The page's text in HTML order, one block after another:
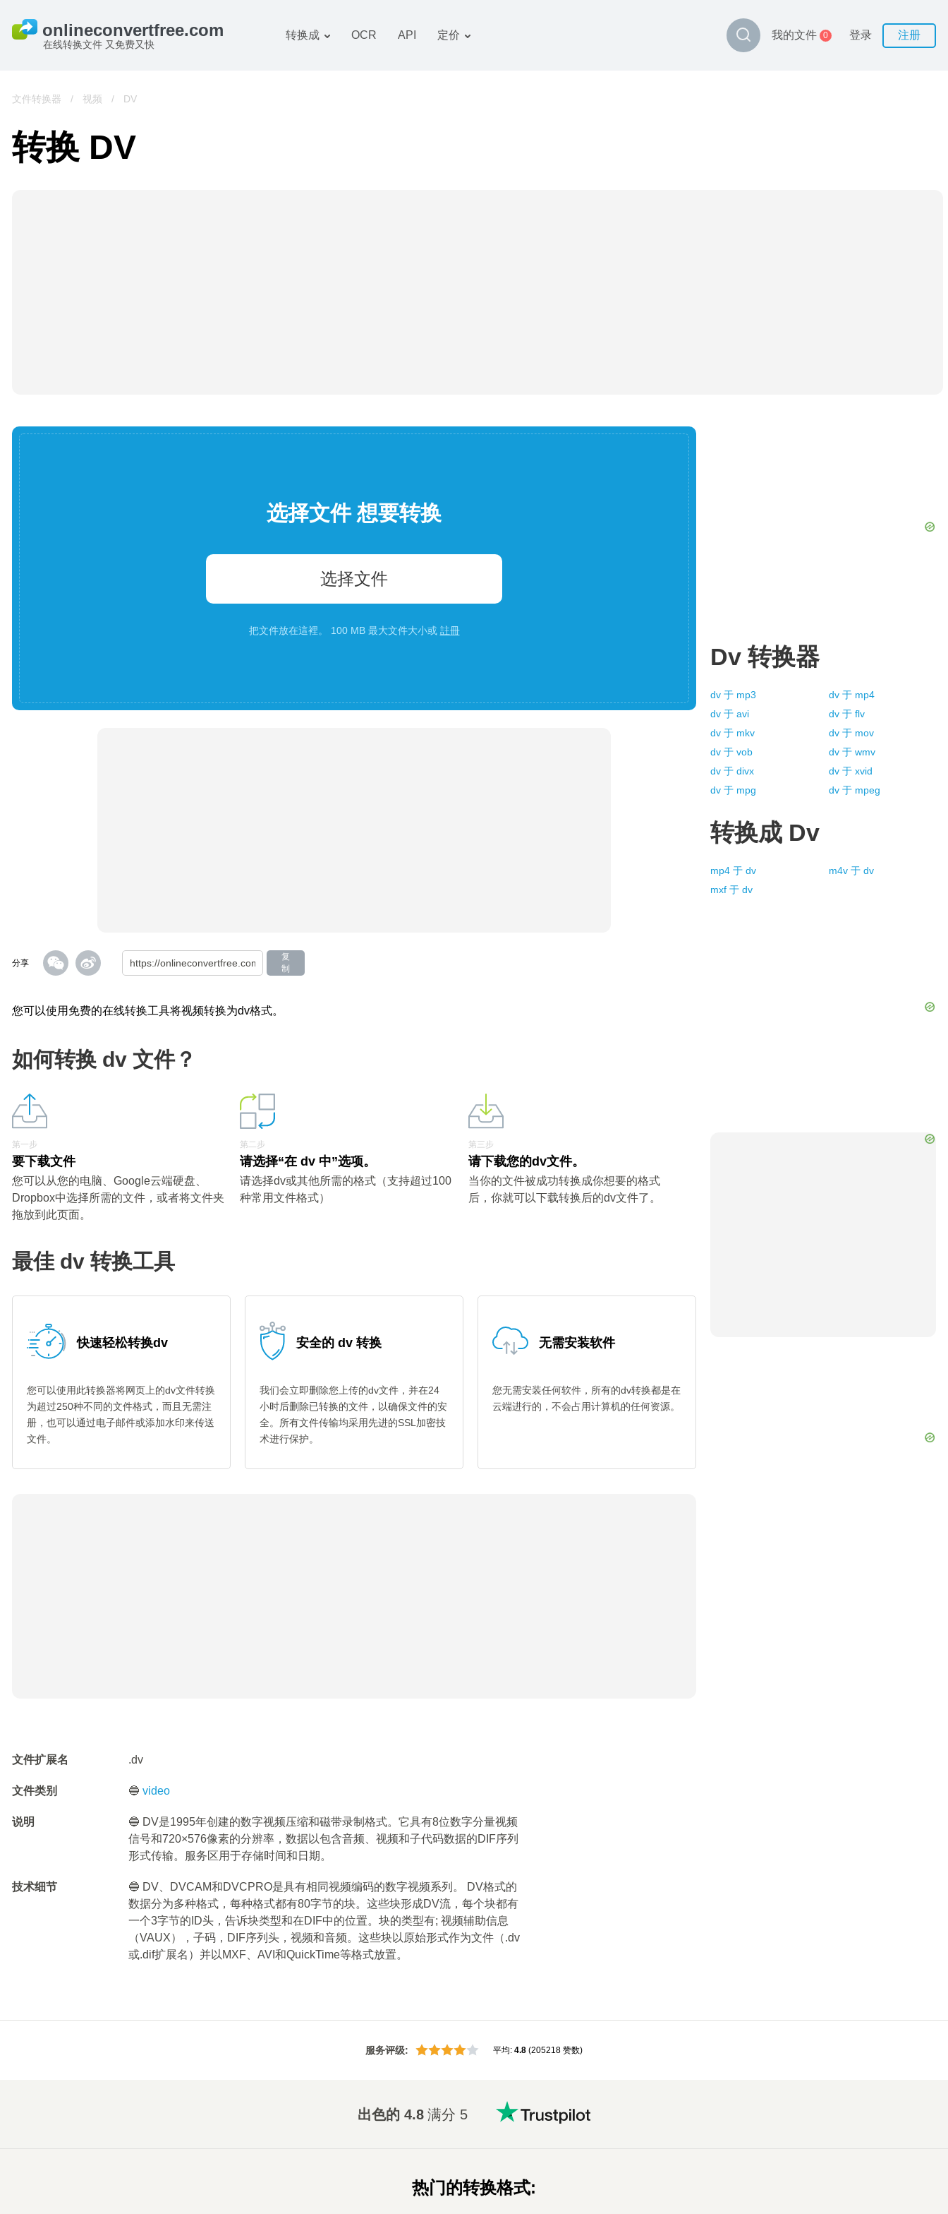
在线转换文件 又免费又快
转换成 OCR API 定价 我的文件 0 登录 注册
文件转换器 / 视频 / DV
转换 DV
选择文件 想要转换
选择文件
把文件放在這裡。 100 MB 最大文件大小或 註冊
分享
复
制
您可以使用免费的在线转换工具将视频转换为dv格式。
如何转换 dv 文件？
第一步
要下载文件
您可以从您的电脑、Google云端硬盘、
Dropbox中选择所需的文件，或者将文件夹
拖放到此页面。
第二步
请选择“在 dv 中”选项。
请选择dv或其他所需的格式（支持超过100
种常用文件格式）
第三步
请下载您的dv文件。
当你的文件被成功转换成你想要的格式
后，你就可以下载转换后的dv文件了。
最佳 dv 转换工具
快速轻松转换dv
您可以使用此转换器将网页上的dv文件转换
为超过250种不同的文件格式，而且无需注
册，也可以通过电子邮件或添加水印来传送
文件。
安全的 dv 转换
我们会立即删除您上传的dv文件，并在24
小时后删除已转换的文件，以确保文件的安
全。所有文件传输均采用先进的SSL加密技
术进行保护。
无需安装软件
您无需安装任何软件，所有的dv转换都是在
云端进行的，不会占用计算机的任何资源。
文件扩展名 .dv
文件类别 🔵video
说明
🔵 DV是1995年创建的数字视频压缩和磁带录制格式。它具有8位数字分量视频
信号和720×576像素的分辨率，数据以包含音频、视频和子代码数据的DIF序列
形式传输。服务区用于存储时间和日期。
技术细节
🔵 DV、DVCAM和DVCPRO是具有相同视频编码的数字视频系列。 DV格式的
数据分为多种格式，每种格式都有80字节的块。这些块形成DV流，每个块都有
一个3字节的ID头，告诉块类型和在DIF中的位置。块的类型有; 视频辅助信息
（VAUX），子码，DIF序列头，视频和音频。这些块以原始形式作为文件（.dv
或.dif扩展名）并以MXF、AVI和QuickTime等格式放置。
Dv 转换器
dv 于 mp3 dv 于 mp4
dv 于 avi dv 于 flv
dv 于 mkv dv 于 mov
dv 于 vob dv 于 wmv
dv 于 divx dv 于 xvid
dv 于 mpg dv 于 mpeg
转换成 Dv
mp4 于 dv m4v 于 dv
mxf 于 dv
服务评级: 平均: 4.8 (205218 赞数)
出色的 4.8 满分 5
热门的转换格式: